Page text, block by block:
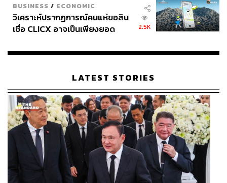
BUSINESS / ECONOMIC
วิเคราะห์ปรากฏการณ์คนแห่ขอสิน
เชื่อ CLICX อาจเป็นเพียงยอด
เรือนไทยที่ถูกซุกไว้
2.5K
LATEST STORIES